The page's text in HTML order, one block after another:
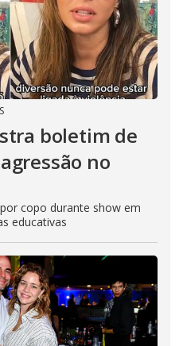
boletim de
no
copo durante show em
educativas